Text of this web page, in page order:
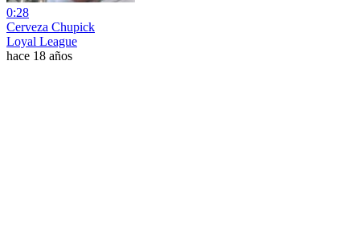
0:28
Cerveza Chupick
Loyal League
hace 18 años